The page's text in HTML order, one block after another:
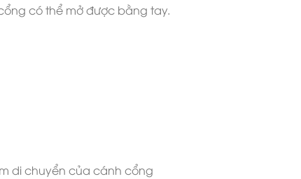
có thể mở được bằng tay.
di chuyển của cánh cổng